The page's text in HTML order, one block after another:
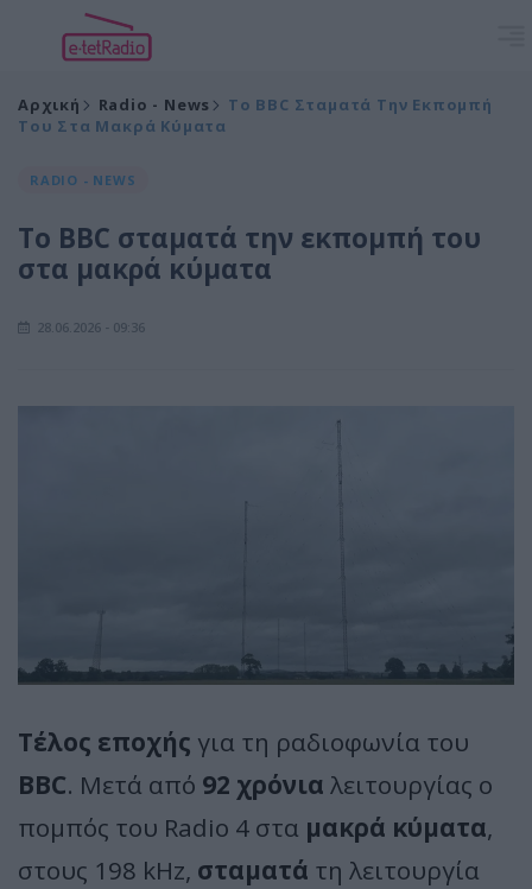
Αρχική Radio - News
Το BBC Σταματά Την Εκπομπή
Του Στα Μακρά Κύματα
RADIO - NEWS
Το BBC σταματά την εκπομπή του
στα μακρά κύματα
28.06.2026 - 09:36
Τέλος εποχής για τη ραδιοφωνία του
BBC. Μετά από 92 χρόνια λειτουργίας ο
πομπός του Radio 4 στα μακρά κύματα,
στους 198 kHz, σταματά τη λειτουργία